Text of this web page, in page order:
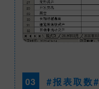
03 #报表取数#